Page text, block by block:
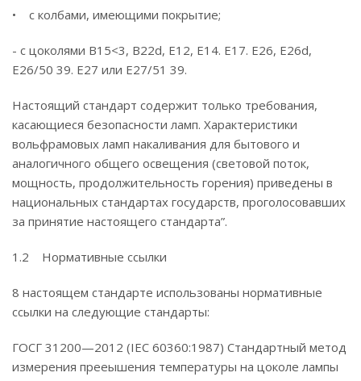
• с колбами, имеющими покрытие;
- с цоколями В15<3, B22d, Е12, Е14. Е17. Е26, E26d,
Е26/50 39. Е27 или Е27/51 39.
Настоящий стандарт содержит только требования,
касающиеся безопасности ламп. Характеристики
вольфрамовых ламп накаливания для бытового и
аналогичного общего освещения (световой поток,
мощность, продолжительность горения) приведены в
национальных стандартах государств, проголосовавших
за принятие настоящего стандарта”.
1.2 Нормативные ссылки
8 настоящем стандарте использованы нормативные
ссылки на следующие стандарты:
ГОСГ 31200—2012 (IEC 60360:1987) Стандартный метод
измерения прееышения температуры на цоколе лампы